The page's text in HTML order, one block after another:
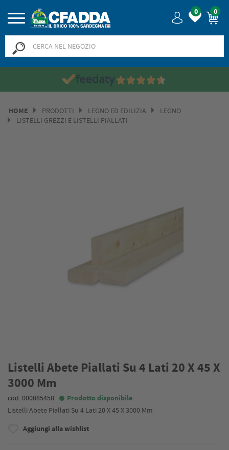
0 0
HOME PRODOTTI LEGNO ED EDILIZIA
LEGNO
LISTELLI GREZZI E LISTELLI PIALLATI
Listelli Abete Piallati Su 4 Lati 20 X 45 X
3000 Mm
cod. 000085458 Prodotto disponibile
Listelli Abete Piallati Su 4 Lati 20 X 45 X 3000 Mm
Aggiungi alla wishlist